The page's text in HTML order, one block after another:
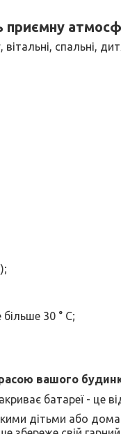
приємну
спальні,
30 ° C;
вашого
батареї - це
дітьми або